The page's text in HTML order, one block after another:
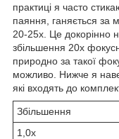
практиці я часто
паяння, ганяється
20-25х. Це докорінно
збільшення 20х
природно за такої
можливо. Нижче я
які входять до
Збільшення
1,0х